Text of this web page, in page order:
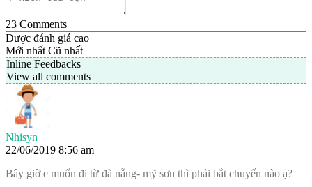
23 Comments
Được đánh giá cao
Mới nhất Cũ nhất
Inline Feedbacks
View all comments
Nhisyn
22/06/2019 8:56 am
Bây giờ e muốn đi từ đà nẵng- mỹ sơn thì phải bắt chuyến nào ạ?